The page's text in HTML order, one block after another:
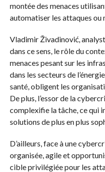
montée des menaces
automatiser les attaques ou
Vladimir Živadinović,
dans ce sens, le rôle du
menaces pesant sur les
dans les secteurs de
santé, obligent les
De plus, l’essor de la
complexifie la tâche, ce qui
solutions de plus en plus
D’ailleurs, face à une
organisée, agile et
cible privilégiée pour les